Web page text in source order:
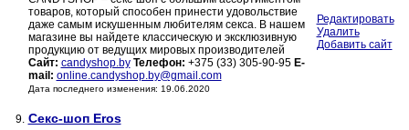
товаров, который способен принести удовольствие
даже самым искушенным любителям секса. В нашем
магазине вы найдете классическую и эксклюзивную
продукцию от ведущих мировых производителей
Сайт: candyshop.by Телефон: +375 (33) 305-90-95 E-
mail: online.candyshop.by@gmail.com
Дата последнего изменения: 19.06.2020
Редактировать
Удалить
Добавить сайт
9. Секс-шоп Eros